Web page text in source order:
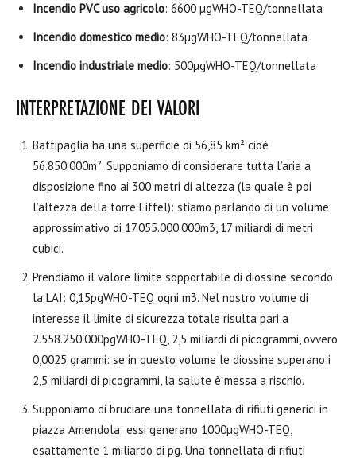
Incendio PVC uso agricolo: 6600 µgWHO-TEQ/tonnellata
Incendio domestico medio: 83µgWHO-TEQ/tonnellata
Incendio industriale medio: 500µgWHO-TEQ/tonnellata
INTERPRETAZIONE DEI VALORI
Battipaglia ha una superficie di 56,85 km² cioè
56.850.000m². Supponiamo di considerare tutta l’aria a
disposizione fino ai 300 metri di altezza (la quale è poi
l’altezza della torre Eiffel): stiamo parlando di un volume
approssimativo di 17.055.000.000m3, 17 miliardi di metri
cubici.
Prendiamo il valore limite sopportabile di diossine secondo
la LAI: 0,15pgWHO-TEQ ogni m3. Nel nostro volume di
interesse il limite di sicurezza totale risulta pari a
2.558.250.000pgWHO-TEQ, 2,5 miliardi di picogrammi, ovvero
0,0025 grammi: se in questo volume le diossine superano i
2,5 miliardi di picogrammi, la salute è messa a rischio.
Supponiamo di bruciare una tonnellata di rifiuti generici in
piazza Amendola: essi generano 1000µgWHO-TEQ,
esattamente 1 miliardo di pg. Una tonnellata di rifiuti